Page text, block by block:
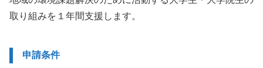
取り組みを１年間支援します。
申請条件